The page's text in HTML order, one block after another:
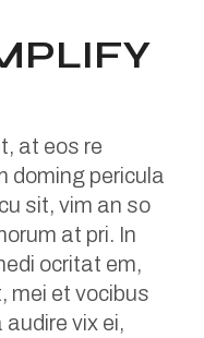
at eos re
doming pericula
sit, vim an so
at pri. In
ocritat em,
mei et vocibus
vix ei,